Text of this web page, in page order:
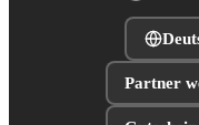
Partner